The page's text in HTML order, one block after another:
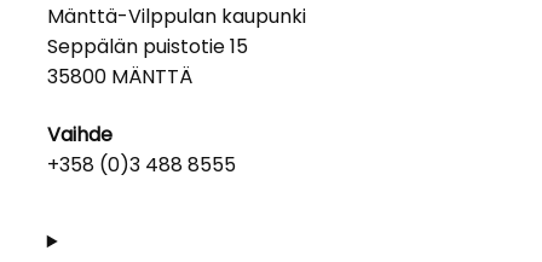
Mänttä-Vilppulan kaupunki
Seppälän puistotie 15
35800 MÄNTTÄ
Vaihde
+358 (0)3 488 8555